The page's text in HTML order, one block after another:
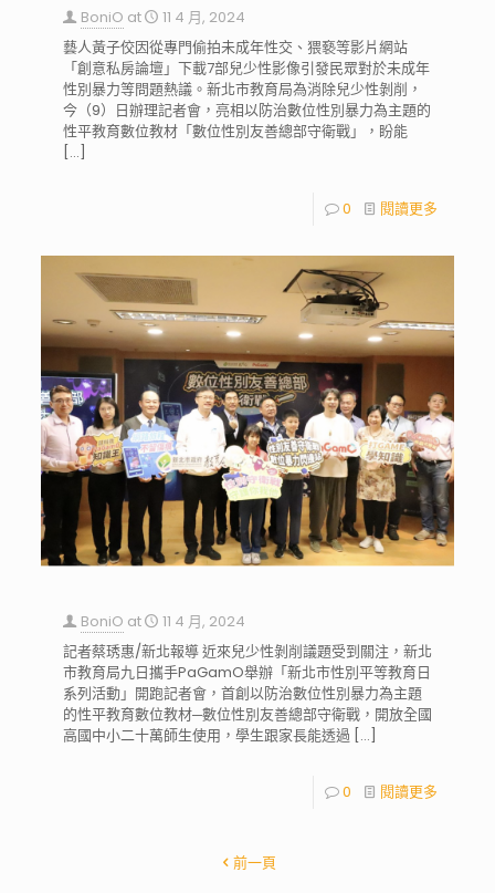
BoniO at
11 4 月, 2024
藝人黃子佼因從專門偷拍未成年性交、猥褻等影片網站
「創意私房論壇」下載7部兒少性影像引發民眾對於未成年
性別暴力等問題熱議。新北市教育局為消除兒少性剝削，
今（9）日辦理記者會，亮相以防治數位性別暴力為主題的
性平教育數位教材「數位性別友善總部守衛戰」，盼能
[…]
0 閱讀更多
BoniO at
11 4 月, 2024
記者蔡琇惠∕新北報導 近來兒少性剝削議題受到關注，新北
市教育局九日攜手PaGamO舉辦「新北市性別平等教育日
系列活動」開跑記者會，首創以防治數位性別暴力為主題
的性平教育數位教材─數位性別友善總部守衛戰，開放全國
高國中小二十萬師生使用，學生跟家長能透過 […]
0 閱讀更多
前一頁